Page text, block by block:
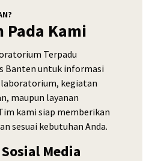
Pada Kami
Terpadu
Banten untuk informasi
kegiatan
maupun layanan
kami siap memberikan
sesuai kebutuhan Anda.
Media